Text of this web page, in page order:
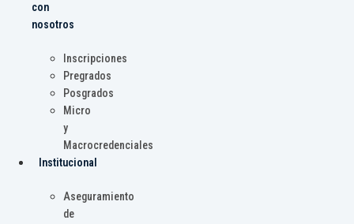
con
nosotros
Inscripciones
Pregrados
Posgrados
Micro
y
Macrocredenciales
Institucional
Aseguramiento
de